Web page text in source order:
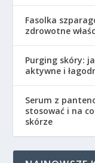
Fasolka
zdrowotne
Purging skóry:
aktywne i
Serum z
stosować i na
skórze